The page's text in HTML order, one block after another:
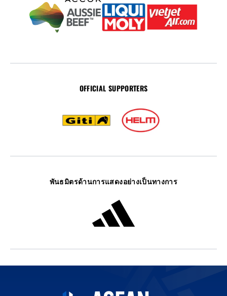
OFFICIAL SUPPORTERS
พันธมิตรด้านการแสดงอย่างเป็นทางการ